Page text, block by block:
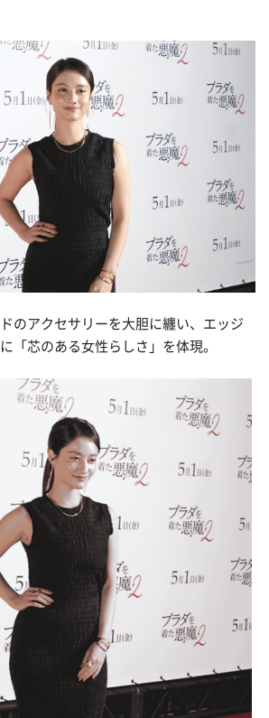
のアクセサリーを大胆に纏い、エッジ
「芯のある女性らしさ」を体現。